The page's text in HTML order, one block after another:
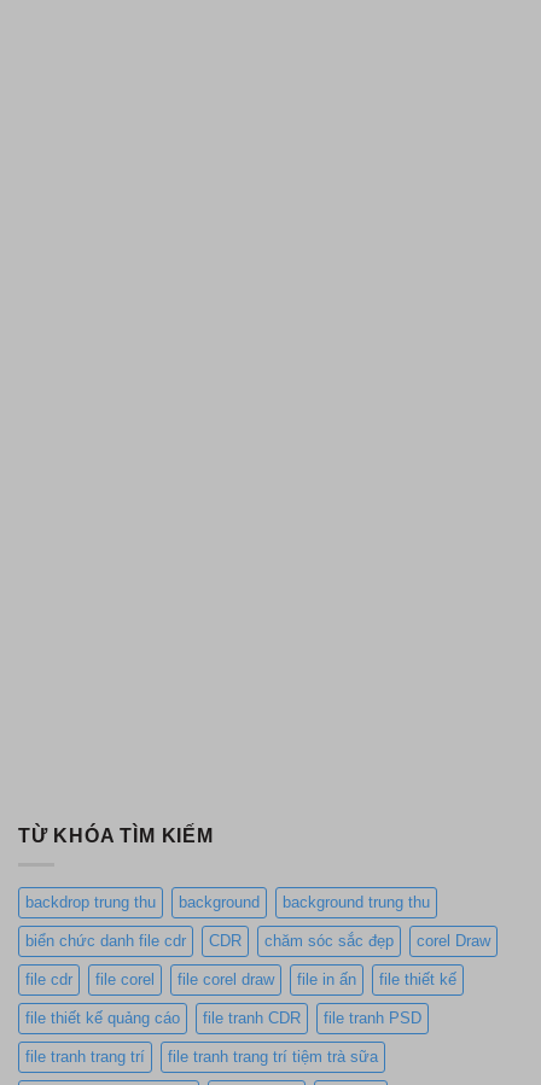
TỪ KHÓA TÌM KIẾM
backdrop trung thu background background trung thu
biển chức danh file cdr CDR chăm sóc sắc đẹp corel Draw
file cdr file corel file corel draw file in ấn file thiết kế
file thiết kế quảng cáo file tranh CDR file tranh PSD
file tranh trang trí file tranh trang trí tiệm trà sữa